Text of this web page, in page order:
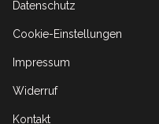
Datenschutz
Cookie-Einstellungen
Impressum
Widerruf
Kontakt